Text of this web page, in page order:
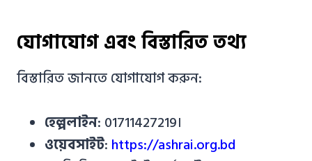
যোগাযোগ এবং বিস্তারিত তথ্য
বিস্তারিত জানতে যোগাযোগ করুন:
হেল্পলাইন: 01711427219।
ওয়েবসাইট: https://ashrai.org.bd